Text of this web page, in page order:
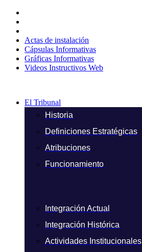
contenido
Actas de instalación
Cápsulas Informativas
Gráficas Informativas
Videos Instructivos Web
El Tribunal
Historia
Definiciones Estratégicas
Atribuciones
Funcionamiento
Integración Actual
Integración Histórica
Actividades Institucionales